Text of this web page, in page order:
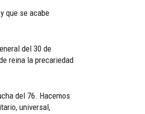
que se acabe
del 30 de
reina la precariedad
del 76. Hacemos
universal,